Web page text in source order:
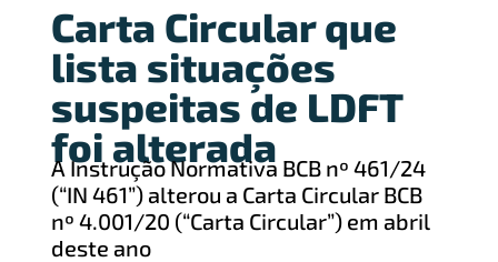
Carta Circular que
lista situações
suspeitas de LDFT
foi alterada
A Instrução Normativa BCB nº 461/24
(“IN 461”) alterou a Carta Circular BCB
nº 4.001/20 (“Carta Circular”) em abril
deste ano